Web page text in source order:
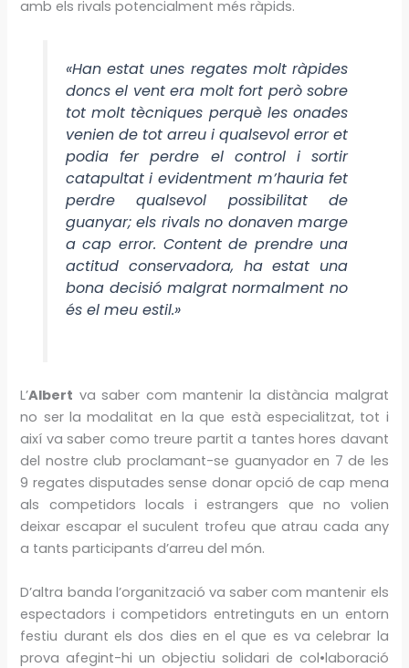
amb els rivals potencialment més ràpids.
«Han estat unes regates molt ràpides
doncs el vent era molt fort però sobre
tot molt tècniques perquè les onades
venien de tot arreu i qualsevol error et
podia fer perdre el control i sortir
catapultat i evidentment m’hauria fet
perdre qualsevol possibilitat de
guanyar; els rivals no donaven marge
a cap error. Content de prendre una
actitud conservadora, ha estat una
bona decisió malgrat normalment no
és el meu estil.»
L’Albert va saber com mantenir la distància malgrat
no ser la modalitat en la que està especialitzat, tot i
així va saber como treure partit a tantes hores davant
del nostre club proclamant-se guanyador en 7 de les
9 regates disputades sense donar opció de cap mena
als competidors locals i estrangers que no volien
deixar escapar el suculent trofeu que atrau cada any
a tants participants d’arreu del món.
D’altra banda l’organització va saber com mantenir els
espectadors i competidors entretinguts en un entorn
festiu durant els dos dies en el que es va celebrar la
prova afegint-hi un objectiu solidari de col•laboració